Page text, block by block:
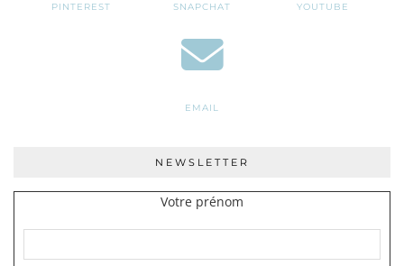
PINTEREST SNAPCHAT YOUTUBE
EMAIL
NEWSLETTER
Votre prénom